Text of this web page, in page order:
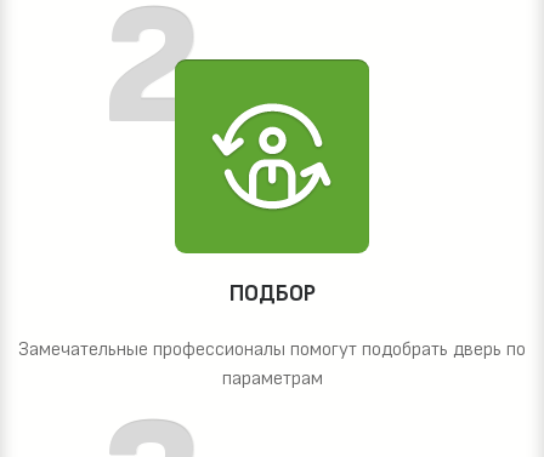
ПОДБОР
Замечательные профессионалы помогут подобрать дверь по
параметрам